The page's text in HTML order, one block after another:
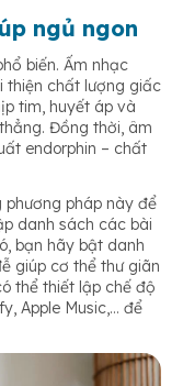
ngủ ngon
biến. Ấm nhạc
thiện chất lượng giấc
tim, huyết áp và
Đồng thời, âm
endorphin – chất
phương pháp này để
danh sách các bài
bạn hãy bật danh
giúp cơ thể thư giãn
thể thiết lập chế độ
Apple Music,… để